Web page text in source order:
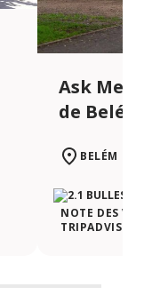
Ask Me
de Belém
BELÉM |
NOTE DES
TRIPADVISOR